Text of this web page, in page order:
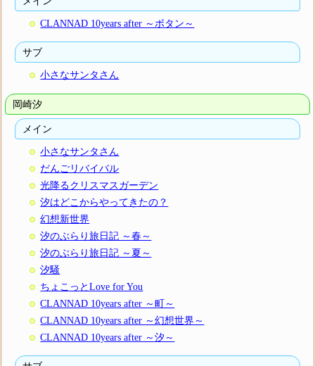
CLANNAD 10years after ～ボタン～
サブ
小さなサンタさん
岡崎汐
メイン
小さなサンタさん
だんごリバイバル
光降るクリスマスガーデン
汐はどこからやってきたの？
幻想新世界
汐のぶらり旅日記 ～春～
汐のぶらり旅日記 ～夏～
汐騒
ちょこっとLove for You
CLANNAD 10years after ～町～
CLANNAD 10years after ～幻想世界～
CLANNAD 10years after ～汐～